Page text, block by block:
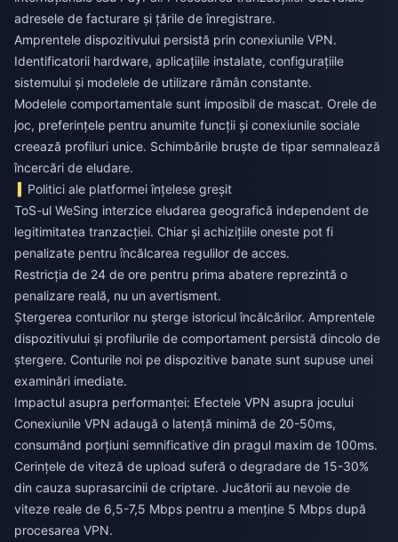
adresele de facturare și țările de înregistrare.
Amprentele dispozitivului persistă prin conexiunile VPN.
Identificatorii hardware, aplicațiile instalate, configurațiile
sistemului și modelele de utilizare rămân constante.
Modelele comportamentale sunt imposibil de mascat. Orele de
joc, preferințele pentru anumite funcții și conexiunile sociale
creează profiluri unice. Schimbările bruște de tipar semnalează
încercări de eludare.
Politici ale platformei înțelese greșit
ToS-ul WeSing interzice eludarea geografică independent de
legitimitatea tranzacției. Chiar și achizițiile oneste pot fi
penalizate pentru încălcarea regulilor de acces.
Restricția de 24 de ore pentru prima abatere reprezintă o
penalizare reală, nu un avertisment.
Ștergerea conturilor nu șterge istoricul încălcărilor. Amprentele
dispozitivului și profilurile de comportament persistă dincolo de
ștergere. Conturile noi pe dispozitive banate sunt supuse unei
examinări imediate.
Impactul asupra performanței: Efectele VPN asupra jocului
Conexiunile VPN adaugă o latență minimă de 20-50ms,
consumând porțiuni semnificative din pragul maxim de 100ms.
Cerințele de viteză de upload suferă o degradare de 15-30%
din cauza suprasarcinii de criptare. Jucătorii au nevoie de
viteze reale de 6,5-7,5 Mbps pentru a menține 5 Mbps după
procesarea VPN.